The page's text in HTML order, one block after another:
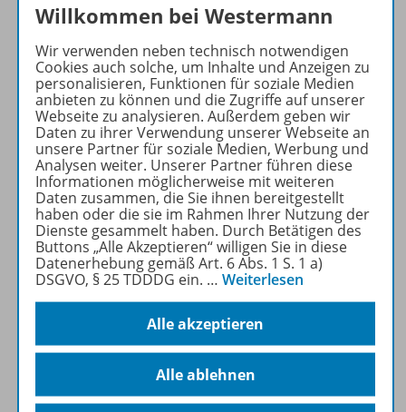
wir Ihnen einen Service, um
Ihren Unterricht aktuell und
einfach zu gestalten. Jede
Woche drei bis vier
Neuerscheinungen mit
großem Online Archiv.
Mehr erfahren
Informationen
Willkommen bei Westermann
Wir verwenden neben technisch notwendigen
Cookies auch solche, um Inhalte und Anzeigen zu
personalisieren, Funktionen für soziale Medien
anbieten zu können und die Zugriffe auf unserer
Webseite zu analysieren. Außerdem geben wir
Daten zu ihrer Verwendung unserer Webseite an
unsere Partner für soziale Medien, Werbung und
Analysen weiter. Unserer Partner führen diese
Informationen möglicherweise mit weiteren
Daten zusammen, die Sie ihnen bereitgestellt
haben oder die sie im Rahmen Ihrer Nutzung der
Dienste gesammelt haben. Durch Betätigen des
Buttons „Alle Akzeptieren“ willigen Sie in diese
Datenerhebung gemäß Art. 6 Abs. 1 S. 1 a)
DSGVO, § 25 TDDDG ein. … Weiterlesen
Alle akzeptieren
Alle ablehnen